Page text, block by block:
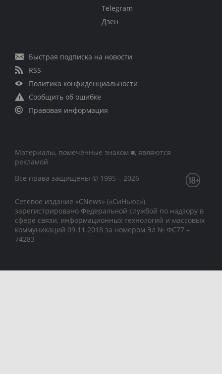
Telegram
Дзен
Быстрая подписка на новости
RSS
Политика конфиденциальности
Сообщить об ошибке
Правовая информация
Материалы, помеченные знаком ■, являются
рекламой
Все права защищены © 1995 – 2026
Сетевое издание «CNews» («СиНьюс»)
зарегистрировано Федеральной службой по надзору в
сфере связи, информационных технологий и массовых
коммуникаций 09.11.2018 за номером Эл № ФС77 –
74283